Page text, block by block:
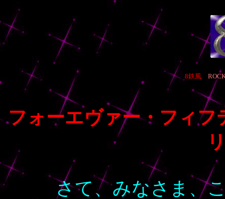
8鉄風
フォーエヴァー・フィ
さて、みなさま、